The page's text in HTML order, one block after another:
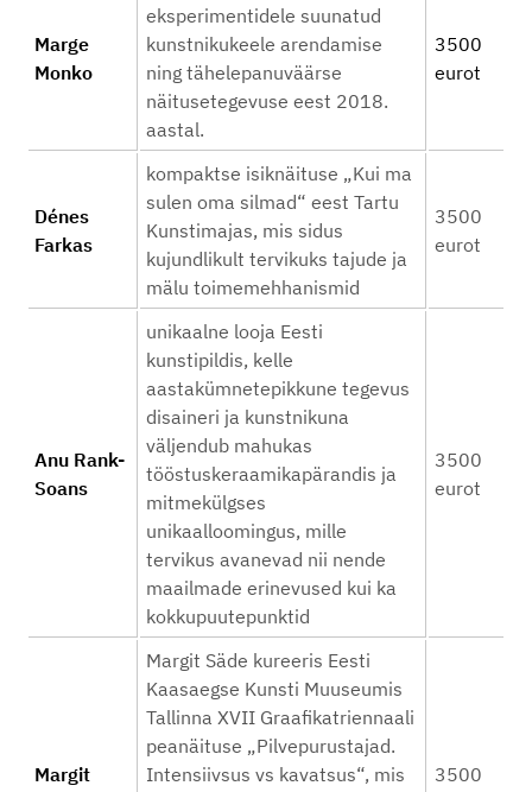
Marge
Monko
eksperimentidele suunatud
kunstnikukeele arendamise
ning tähelepanuväärse
näitusetegevuse eest 2018.
aastal.
3500
eurot
Dénes
Farkas
kompaktse isiknäituse „Kui ma
sulen oma silmad“ eest Tartu
Kunstimajas, mis sidus
kujundlikult tervikuks tajude ja
mälu toimemehhanismid
3500
eurot
Anu Rank-
Soans
unikaalne looja Eesti
kunstipildis, kelle
aastakümnetepikkune tegevus
disaineri ja kunstnikuna
väljendub mahukas
tööstuskeraamikapärandis ja
mitmekülgses
unikaalloomingus, mille
tervikus avanevad nii nende
maailmade erinevused kui ka
kokkupuutepunktid
3500
eurot
Margit
Margit Säde kureeris Eesti
Kaasaegse Kunsti Muuseumis
Tallinna XVII Graafikatriennaali
peanäituse „Pilvepurustajad.
Intensiivsus vs kavatsus“, mis
3500